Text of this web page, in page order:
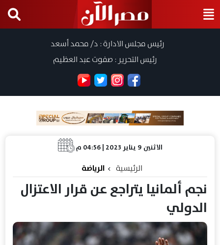
رئيس مجلس الادارة : د/ محمد أسعد
رئيس التحرير : صفوت عبد العظيم
الاثنين 9 يناير 2023 | 04:56 م
الرئيسية الرياضة
نجم ألمانيا يتراجع عن قرار الاعتزال
الدولي